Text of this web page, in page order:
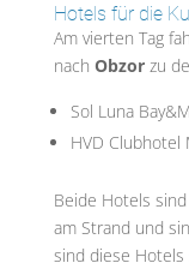
Hotels für die
Am vierten Tag
nach Obzorzu
Sol Luna
HVD Clubhotel
Beide Hotels
am Strand und
sind diese